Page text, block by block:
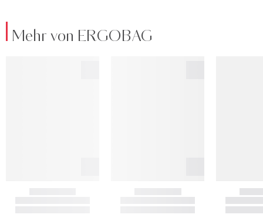
Mehr von ERGOBAG